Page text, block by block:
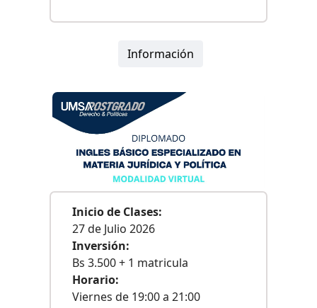
Información
Inicio de Clases:
27 de Julio 2026
Inversión:
Bs 3.500 + 1 matricula
Horario:
Viernes de 19:00 a 21:00